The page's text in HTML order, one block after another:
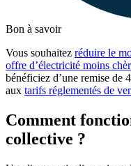
Bon à savoir
Vous souhaitez réduire le
offre d’électricité moins
bénéficiez d’une remise de
aux tarifs réglementés de
Comment
collective ?